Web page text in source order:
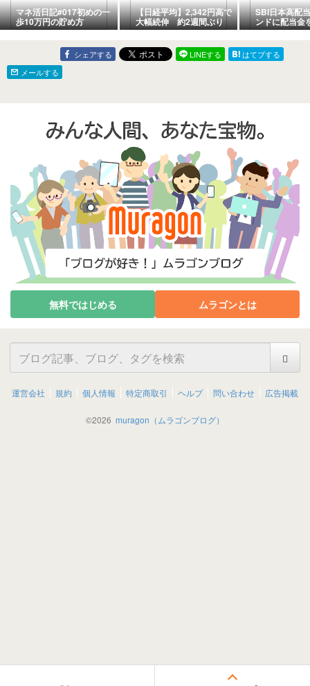
マネ活日記#017初めの一
歩10万円の貯め方
【日経平均】2,342円高で
大幅続伸 約2週間ぶり
66,000円台を回復
SBI日本高配
ンドに配当金
個別株選びに
選ぶ理由
シェアする LINEする
はてブする
メールする
無料ではじめる ムラゴンとは
運営会社 規約 個人情報 特定商取引 ヘルプ 問い合わせ 広告掲載
©2026 muragon（ムラゴンブログ）